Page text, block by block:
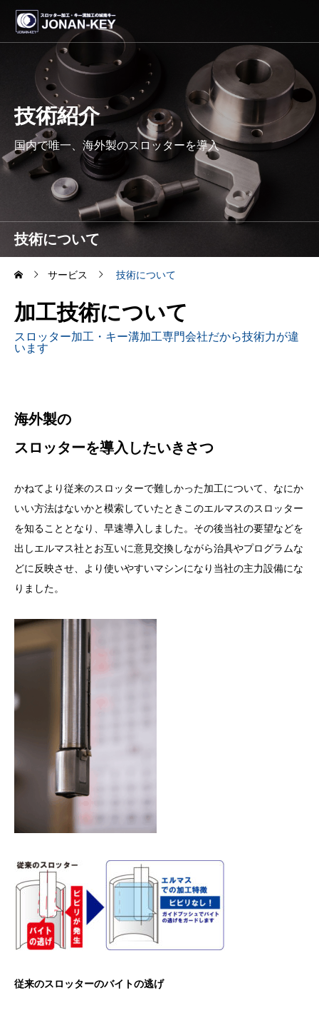
技術について
技術紹介
国内で唯一、海外製のスロッターを導入
サービス 技術について
加工技術について
スロッター加工・キー溝加工専門会社だから技術力が違
います
海外製の
スロッターを導入したいきさつ
かねてより従来のスロッターで難しかった加工について、なにか
いい方法はないかと模索していたときこのエルマスのスロッター
を知ることとなり、早速導入しました。その後当社の要望などを
出しエルマス社とお互いに意見交換しながら治具やプログラムな
どに反映させ、より使いやすいマシンになり当社の主力設備にな
りました。
従来のスロッターのバイトの逃げ